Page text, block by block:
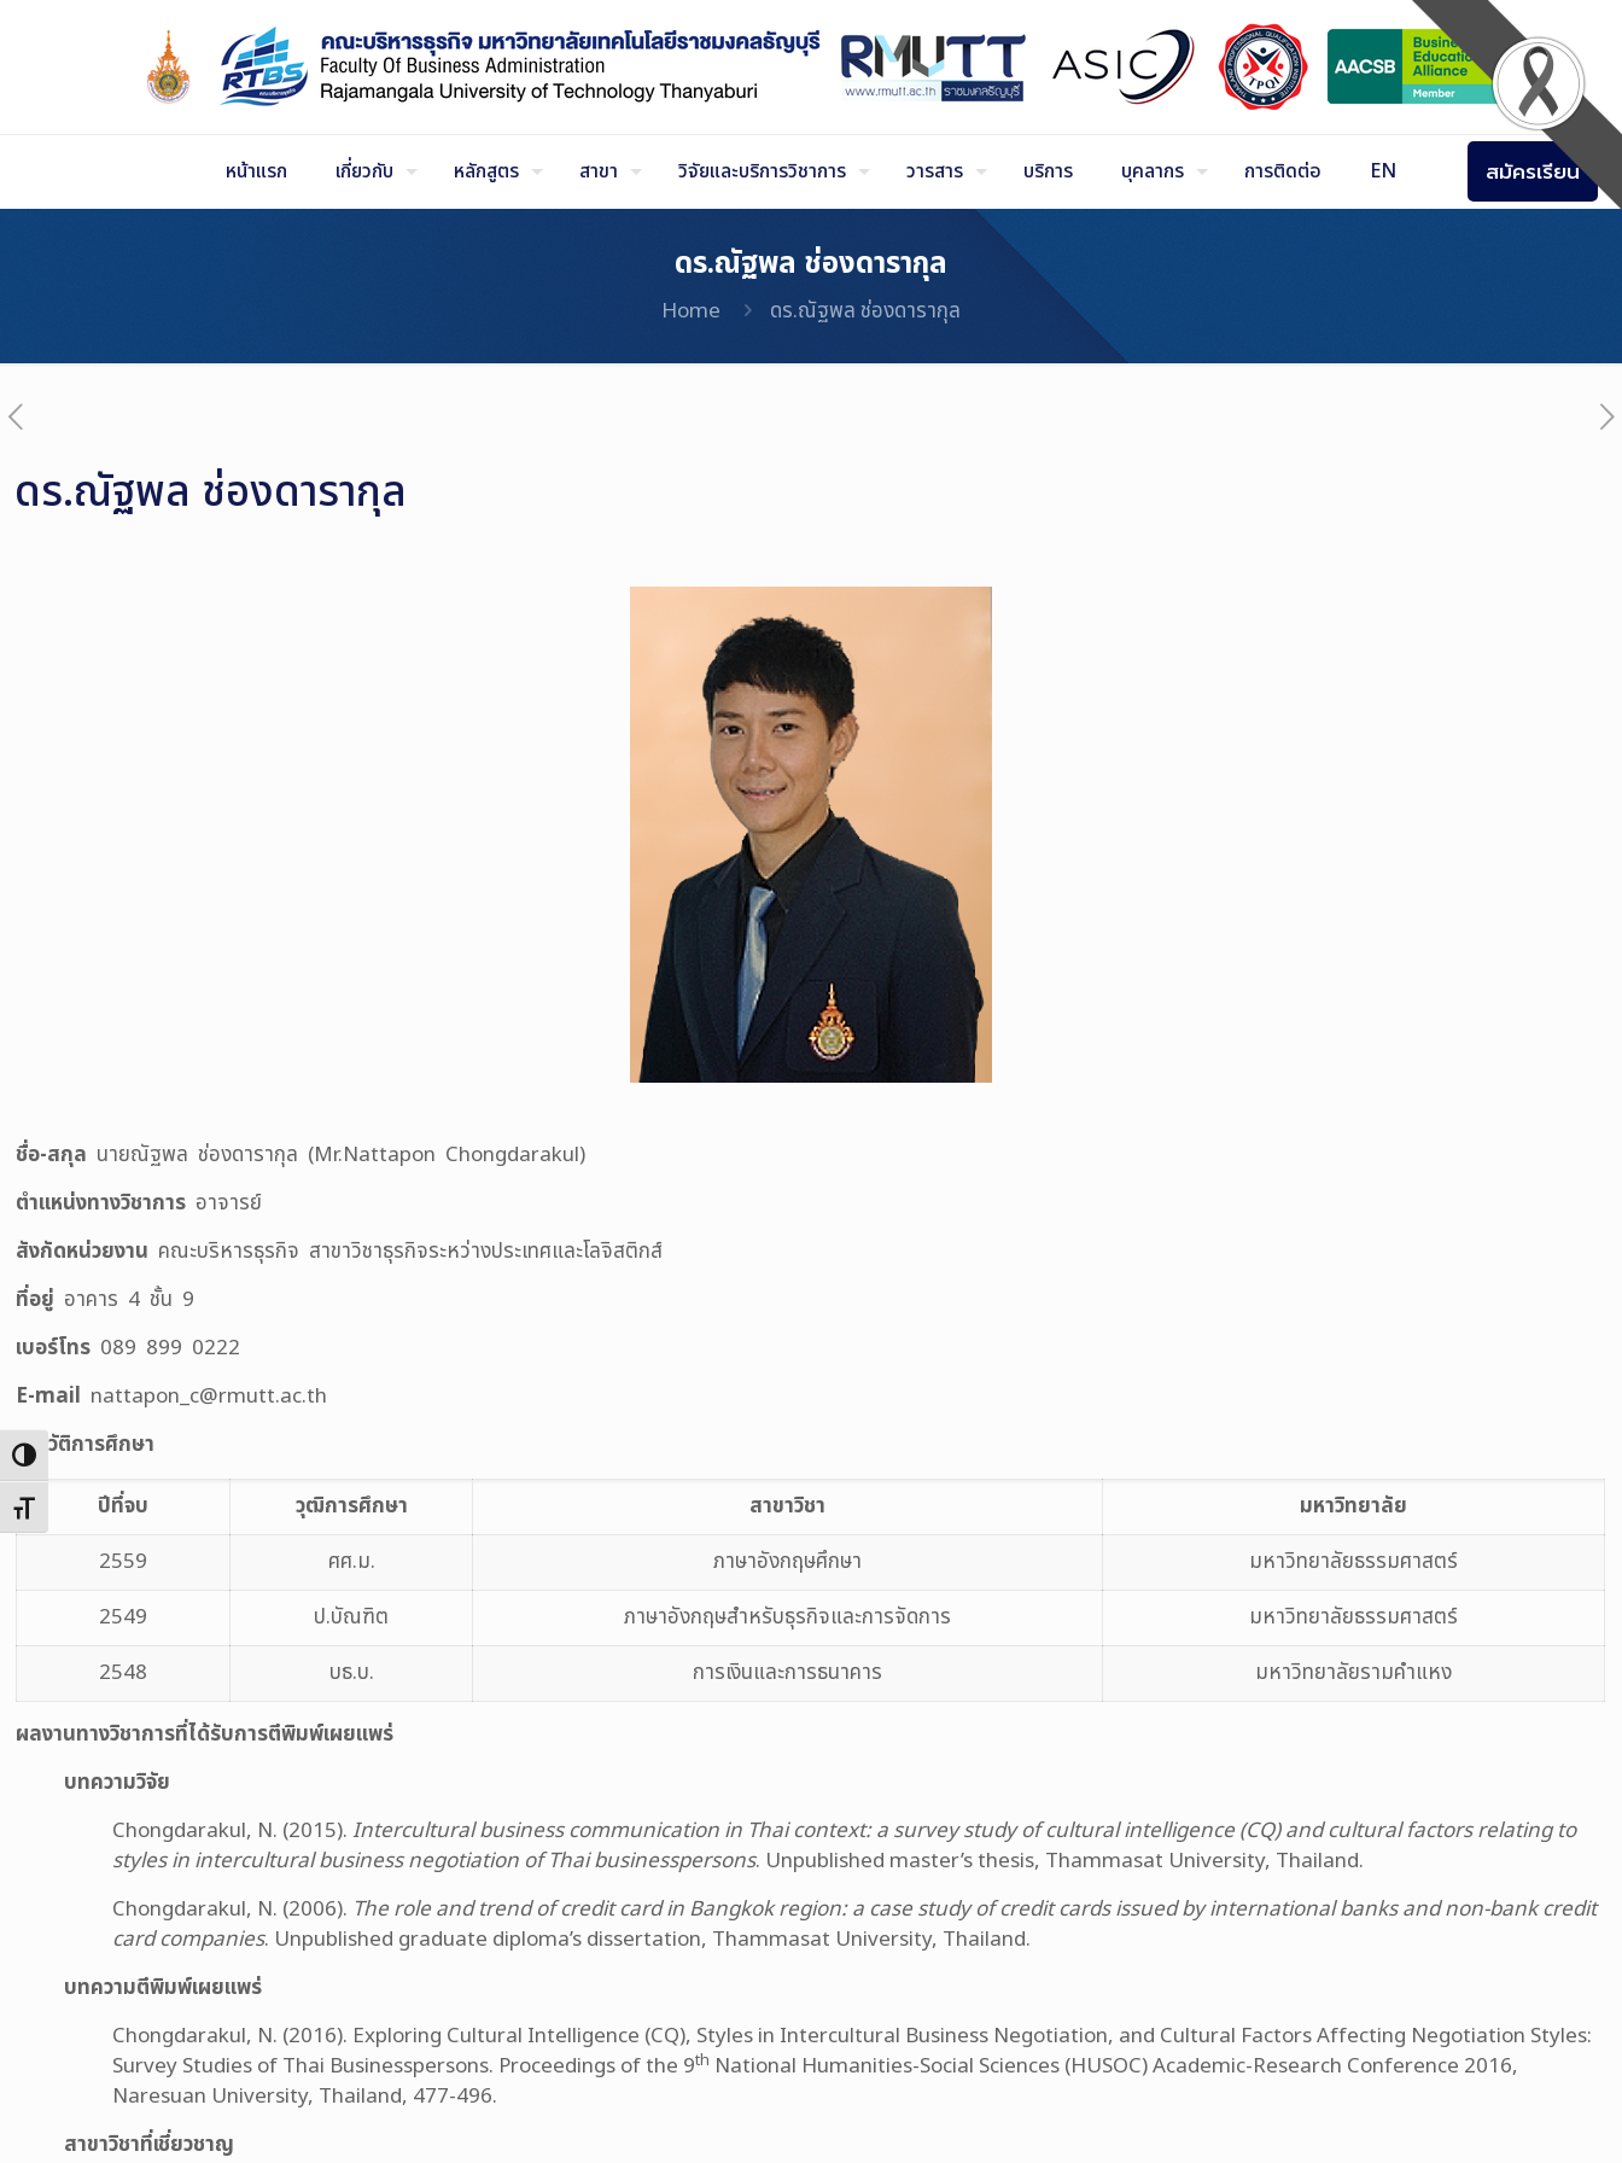
Toggle High Contrast
Toggle Font size
หน้าแรก เกี่ยวกับ หลักสูตร สาขา วิจัยและบริการวิชาการ วารสาร บริการ บุคลากร การติดต่อ EN สมัครเรียน
ดร.ณัฐพล ช่องดารากุล
Home ดร.ณัฐพล ช่องดารากุล
ดร.ณัฐพล ช่องดารากุล
ชื่อ-สกุล นายณัฐพล ช่องดารากุล (Mr.Nattapon Chongdarakul)
ตำแหน่งทางวิชาการ อาจารย์
สังกัดหน่วยงาน คณะบริหารธุรกิจ สาขาวิชาธุรกิจระหว่างประเทศและโลจิสติกส์
ที่อยู่ อาคาร 4 ชั้น 9
เบอร์โทร 089 899 0222
E-mail nattapon_c@rmutt.ac.th
ประวัติการศึกษา
ปีที่จบ
วุฒิการศึกษา สาขาวิชา
มหาวิทยาลัย
2559
ศศ.ม. ภาษาอังกฤษศึกษา
มหาวิทยาลัยธรรมศาสตร์
2549
ป.บัณฑิต ภาษาอังกฤษสำหรับธุรกิจและการจัดการ
มหาวิทยาลัยธรรมศาสตร์
2548
บธ.บ. การเงินและการธนาคาร
มหาวิทยาลัยรามคำแหง
ผลงานทางวิชาการที่ได้รับการตีพิมพ์เผยแพร่
บทความวิจัย
Chongdarakul, N. (2015).Intercultural business communication in Thai context: a survey study of cultural intelligence (CQ) and cultural factors relating to
styles in intercultural business negotiation of Thai businesspersons. Unpublished master’s thesis, Thammasat University, Thailand.
Chongdarakul, N. (2006). The role and trend of credit card in Bangkok region: a case study of credit cards issued by international banks and non-bank credit
card companies. Unpublished graduate diploma’s dissertation, Thammasat University, Thailand.
บทความตีพิมพ์เผยแพร่
Chongdarakul, N. (2016). Exploring Cultural Intelligence (CQ), Styles in Intercultural Business Negotiation, and Cultural Factors Affecting Negotiation Styles:
Survey Studies of Thai Businesspersons. Proceedings of the 9th National Humanities-Social Sciences (HUSOC) Academic-Research Conference 2016,
Naresuan University, Thailand, 477-496.
สาขาวิชาที่เชี่ยวชาญ